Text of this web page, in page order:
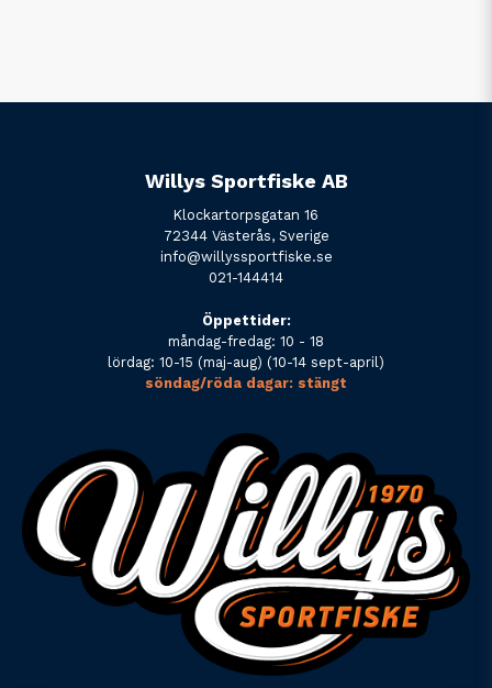
Willys Sportfiske AB
Klockartorpsgatan 16
72344 Västerås, Sverige
info@willyssportfiske.se
021-144414
Öppettider:
måndag-fredag: 10 - 18
lördag: 10-15 (maj-aug) (10-14 sept-april)
söndag/röda dagar: stängt